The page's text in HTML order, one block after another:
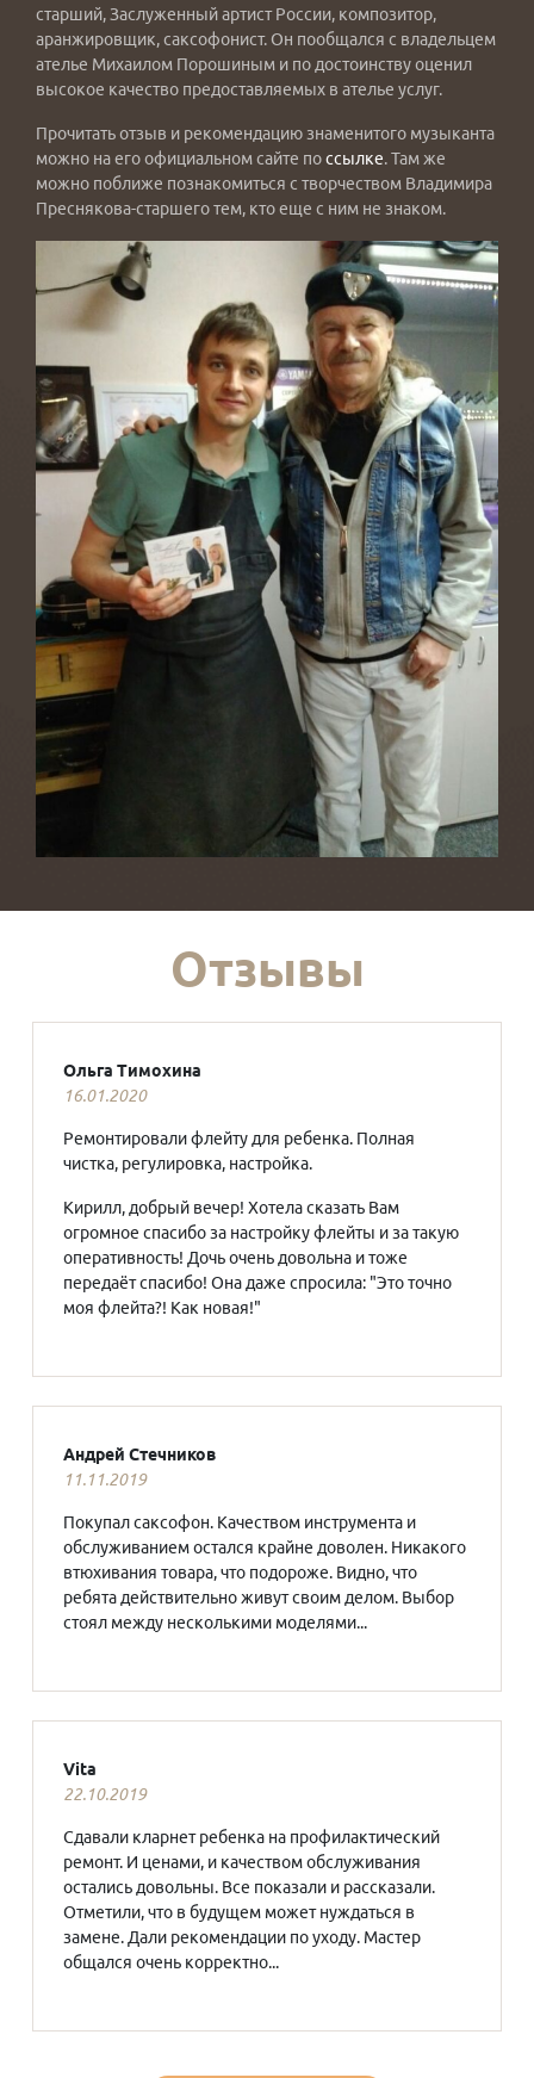
старший, Заслуженный артист России, композитор,
аранжировщик, саксофонист. Он пообщался с владельцем
ателье Михаилом Порошиным и по достоинству оценил
высокое качество предоставляемых в ателье услуг.
Прочитать отзыв и рекомендацию знаменитого музыканта
можно на его официальном сайте поссылке. Там же
можно поближе познакомиться с творчеством Владимира
Преснякова-старшего тем, кто еще с ним не знаком.
Отзывы
Ольга Тимохина
16.01.2020
Ремонтировали флейту для ребенка. Полная
чистка, регулировка, настройка.
Кирилл, добрый вечер! Хотела сказать Вам
огромное спасибо за настройку флейты и за такую
оперативность! Дочь очень довольна и тоже
передаёт спасибо! Она даже спросила: "Это точно
моя флейта?! Как новая!"
Андрей Стечников
11.11.2019
Покупал саксофон. Качеством инструмента и
обслуживанием остался крайне доволен. Никакого
втюхивания товара, что подороже. Видно, что
ребята действительно живут своим делом. Выбор
стоял между несколькими моделями...
Vita
22.10.2019
Сдавали кларнет ребенка на профилактический
ремонт. И ценами, и качеством обслуживания
остались довольны. Все показали и рассказали.
Отметили, что в будущем может нуждаться в
замене. Дали рекомендации по уходу. Мастер
общался очень корректно...